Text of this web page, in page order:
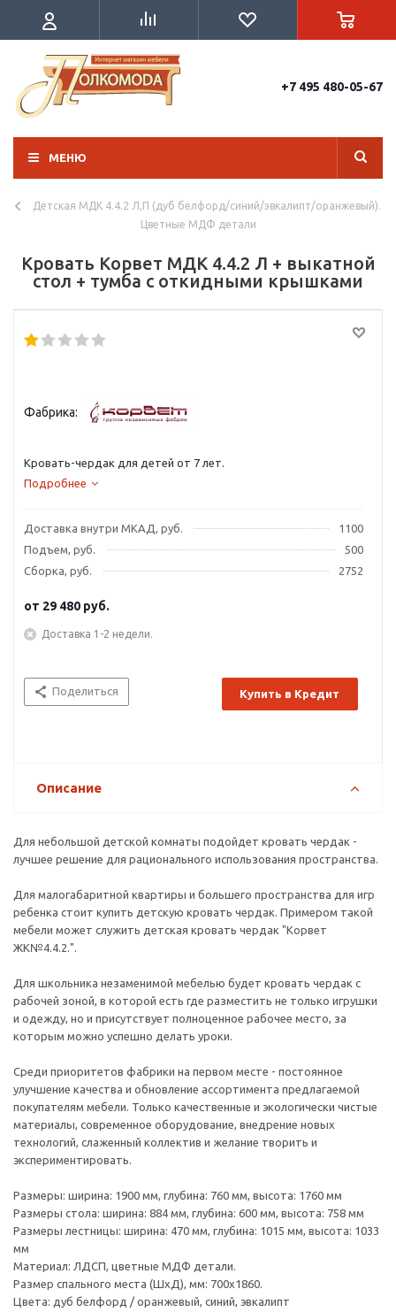
+7 495 480-05-67
МЕНЮ
Детская МДК 4.4.2 Л,П (дуб белфорд/синий/эвкалипт/оранжевый).
Цветные МДФ детали
Кровать Корвет МДК 4.4.2 Л + выкатной
стол + тумба с откидными крышками
Фабрика:
Кровать-чердак для детей от 7 лет.
Подробнее
Доставка внутри МКАД, руб.
1100
Подъем, руб.
500
Сборка, руб.
2752
от 29 480 руб.
Доставка 1-2 недели.
Поделиться Купить в Кредит
Описание
Для небольшой детской комнаты подойдет кровать чердак -
лучшее решение для рационального использования пространства.
Для малогабаритной квартиры и большего пространства для игр
ребенка стоит купить детскую кровать чердак. Примером такой
мебели может служить детская кровать чердак "Корвет
ЖК№4.4.2.".
Для школьника незаменимой мебелью будет кровать чердак с
рабочей зоной, в которой есть где разместить не только игрушки
и одежду, но и присутствует полноценное рабочее место, за
которым можно успешно делать уроки.
Среди приоритетов фабрики на первом месте - постоянное
улучшение качества и обновление ассортимента предлагаемой
покупателям мебели. Только качественные и экологически чистые
материалы, современное оборудование, внедрение новых
технологий, слаженный коллектив и желание творить и
экспериментировать.
Размеры: ширина: 1900 мм, глубина: 760 мм, высота: 1760 мм
Размеры стола: ширина: 884 мм, глубина: 600 мм, высота: 758 мм
Размеры лестницы: ширина: 470 мм, глубина: 1015 мм, высота: 1033
мм
Материал: ЛДСП, цветные МДФ детали.
Размер спального места (ШхД), мм: 700х1860.
Цвета: дуб белфорд / оранжевый, синий, эвкалипт